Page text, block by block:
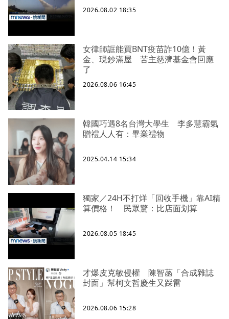
2026.08.02 18:35
女律師誆能買BNT疫苗詐10億！黃
金、現鈔滿屋 苦主慈濟基金會回應
了
2026.08.06 16:45
韓國巧遇8名台灣大學生 李多慧霸氣
贈禮人人有：畢業禮物
2025.04.14 15:34
獨家／24H不打烊「回收手機」靠AI精
算價格！ 民眾驚：比店面划算
2026.08.05 18:45
才爆皮克敏侵權 陳智菡「合成雜誌
封面」幫柯文哲慶生又踩雷
2026.08.06 15:28